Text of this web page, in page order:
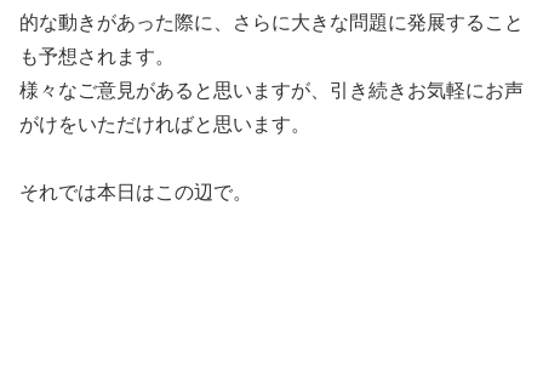
的な動きがあった際に、さらに大きな問題に発展すること
も予想されます。
様々なご意見があると思いますが、引き続きお気軽にお声
がけをいただければと思います。
それでは本日はこの辺で。